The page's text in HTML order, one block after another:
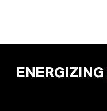
ENERGIZING